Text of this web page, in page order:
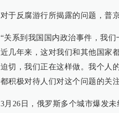
对于反腐游行所揭露的问题，普
“关系到我国国内政治事件，我
近几年来，这对我们和其他国家
迫切，我们正在这样做。我个人
都积极对待人们对这个问题的关
3月26日，俄罗斯多个城市爆发